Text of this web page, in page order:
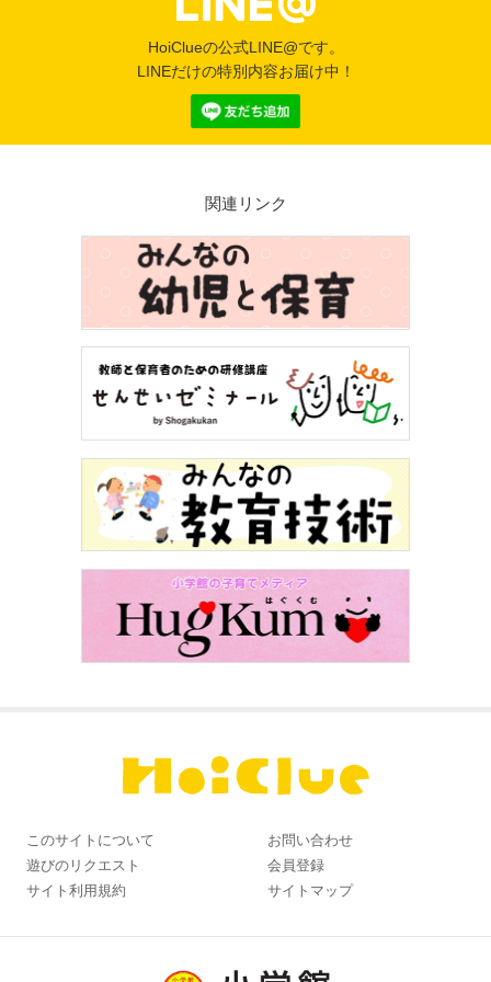
HoiClueの公式LINE@です。
LINEだけの特別内容お届け中！
関連リンク
このサイトについて
お問い合わせ
遊びのリクエスト
会員登録
サイト利用規約
サイトマップ